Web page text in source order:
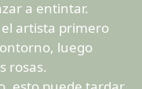
a entintar.
artista primero
luego
rosas.